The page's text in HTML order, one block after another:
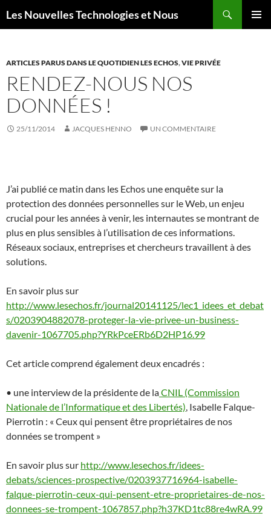
auLes Nouvelles Technologies et Nous
ARTICLES PARUS DANS LE QUOTIDIEN LES ECHOS,VIE PRIVÉE
RENDEZ-NOUS NOS
DONNÉES !
25/11/2014 JACQUES HENNO UN COMMENTAIRE
J’ai publié ce matin dans les Echos une enquête sur la
protection des données personnelles sur le Web, un enjeu
crucial pour les années à venir, les internautes se montrant de
plus en plus sensibles à l’utilisation de ces informations.
Réseaux sociaux, entreprises et chercheurs travaillent à des
solutions.
En savoir plus sur
http://www.lesechos.fr/journal20141125/lec1_idees_et_debat
s/0203904882078-proteger-la-vie-privee-un-business-
davenir-1067705.php?YRkPceERb6D2HP16.99
Cet article comprend également deux encadrés :
• une interview de la présidente de laCNIL (Commission
Nationale de l’Informatique et des Libertés), Isabelle Falque-
Pierrotin : « Ceux qui pensent être propriétaires de nos
données se trompent »
En savoir plus sur http://www.lesechos.fr/idees-
debats/sciences-prospective/0203937716964-isabelle-
falque-pierrotin-ceux-qui-pensent-etre-proprietaires-de-nos-
donnees-se-trompent-1067857.php?h37KD1tc88re4wRA.99